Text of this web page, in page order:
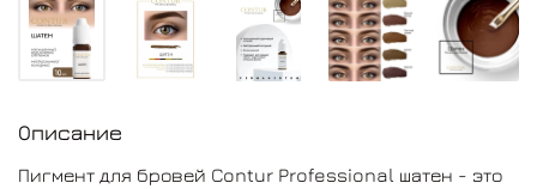
Описание
Пигмент для бровей Contur Professional шатен - это